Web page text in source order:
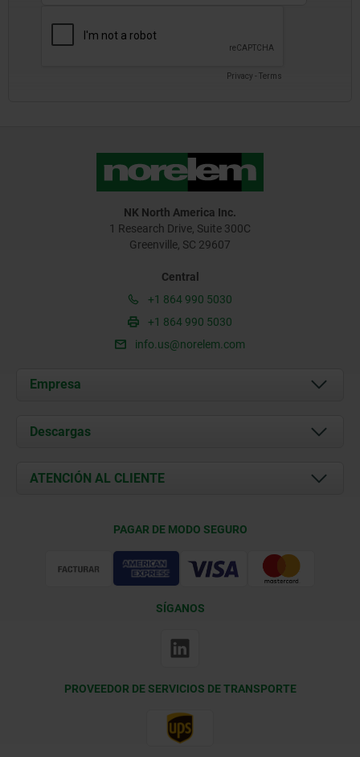
NK North America Inc.
1 Research Drive, Suite 300C
Greenville, SC 29607
Central
+1 864 990 5030
+1 864 990 5030
info.us@norelem.com
Empresa
Acerca de nosotros
Contacto
Descargas
Documents
ATENCIÓN AL CLIENTE
PAGAR DE MODO SEGURO
SÍGANOS
PROVEEDOR DE SERVICIOS DE TRANSPORTE